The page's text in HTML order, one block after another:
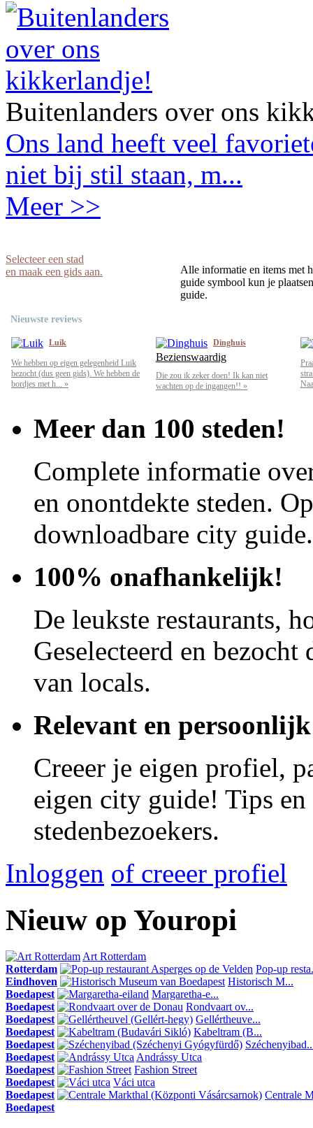
Buitenlanders over ons
Ons land heeft veel
niet bij stil staan, m...
Meer >>
Selecteer een stad
en maak een gids aan.
Alle informatie en items met
guide symbool kun je
guide.
Nieuwste reviews
Luik
We hebben op eigen gelegenheid Luik
bezocht (dus geen gids). We hebben de
bordjes met h... »
Dinghuis
Bezienswaardig
Die zou ik zeker doen! Ik kan niet
wachten op de ingangen!! »
Meer dan 100 steden!
Complete informatie
en onontdekte steden.
downloadbare city guide.
100% onafhankelijk!
De leukste restaurants,
Geselecteerd en
van locals.
Relevant en persoonlijk
Creeer je eigen profiel,
eigen city guide! Tips
stedenbezoekers.
Inloggen of creeer profiel
Nieuw op Youropi
Art Rotterdam
Rotterdam
Pop-up
Eindhoven
Historisch M...
Boedapest
Margaretha-e...
Boedapest
Rondvaart ov...
Boedapest
Gellértheuve...
Boedapest
Kabeltram (B...
Boedapest
Boedapest
Andrássy Utca
Boedapest
Fashion Street
Boedapest
Váci utca
Boedapest
Centrale
Boedapest